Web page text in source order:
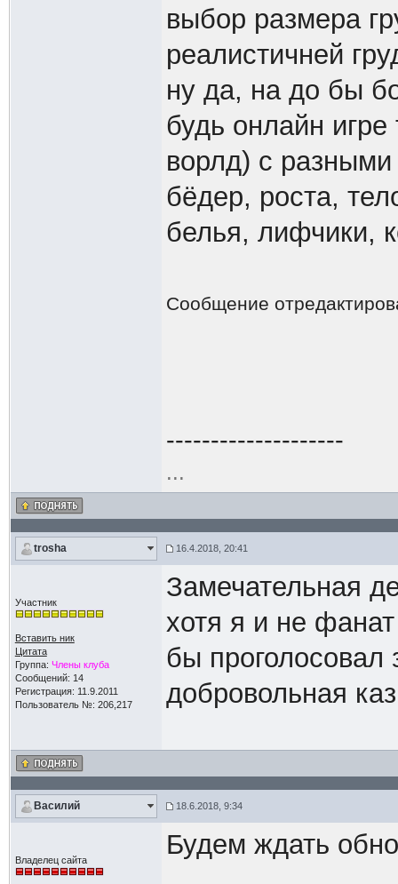
выбор размера
реалистичней
ну да, на до бы
будь онлайн
ворлд) с
бёдер, роста,
белья, лифчики,
Сообщение
--------------------
...
trosha 16.4.2018, 20:41
Участник
Вставить ник
Цитата
Группа: Члены клуба
Сообщений: 14
Регистрация: 11.9.2011
Пользователь №: 206,217
Замечательная
хотя я и не
бы проголосовал
добровольная
Василий 18.6.2018, 9:34
Владелец сайта Будем ждать